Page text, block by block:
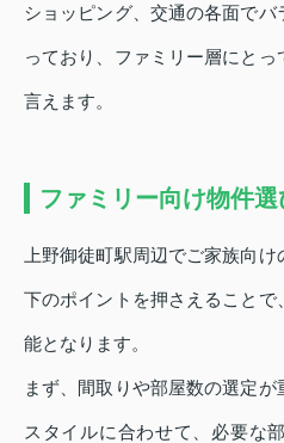
ショッピング、交通の各面で
っており、ファミリー層にと
言えます。
ファミリー向け物件選
上野御徒町駅周辺でご家族向
下のポイントを押さえること
能となります。
まず、間取りや部屋数の選定
スタイルに合わせて、必要な